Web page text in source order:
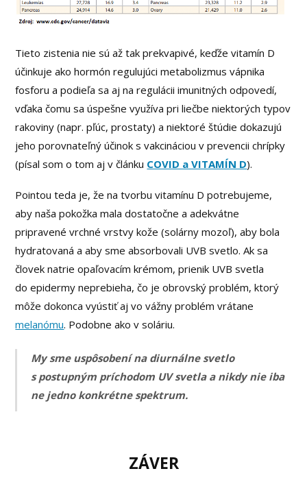
Tieto zistenia nie sú až tak prekvapivé, keďže vitamín D
účinkuje ako hormón regulujúci metabolizmus vápnika
fosforu a podieľa sa aj na regulácii imunitných odpovedí,
vďaka čomu sa úspešne využíva pri liečbe niektorých typov
rakoviny (napr. pľúc, prostaty) a niektoré štúdie dokazujú
jeho porovnateľný účinok s vakcináciou v prevencii chrípky
(písal som o tom aj v článku COVID a VITAMÍN D).
Pointou teda je, že na tvorbu vitamínu D potrebujeme,
aby naša pokožka mala dostatočne a adekvátne
pripravené vrchné vrstvy kože (solárny mozoľ), aby bola
hydratovaná a aby sme absorbovali UVB svetlo. Ak sa
človek natrie opaľovacím krémom, prienik UVB svetla
do epidermy neprebieha, čo je obrovský problém, ktorý
môže dokonca vyústiť aj vo vážny problém vrátane
melanómu. Podobne ako v soláriu.
My sme uspôsobení na diurnálne svetlo
s postupným príchodom UV svetla a nikdy nie iba
ne jedno konkrétne spektrum.
ZÁVER